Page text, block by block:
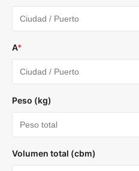
A*
Peso (kg)
Volumen total (cbm)